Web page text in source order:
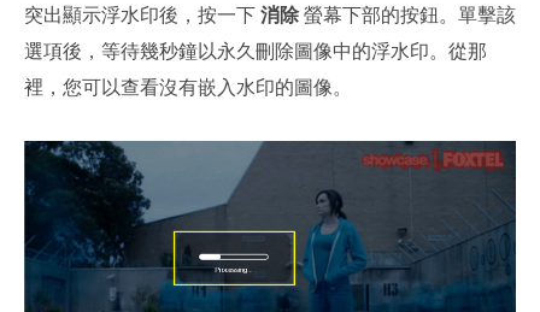
突出顯示浮水印後，按一下消除螢幕下部的按鈕。單擊該
選項後，等待幾秒鐘以永久刪除圖像中的浮水印。從那
裡，您可以查看沒有嵌入水印的圖像。